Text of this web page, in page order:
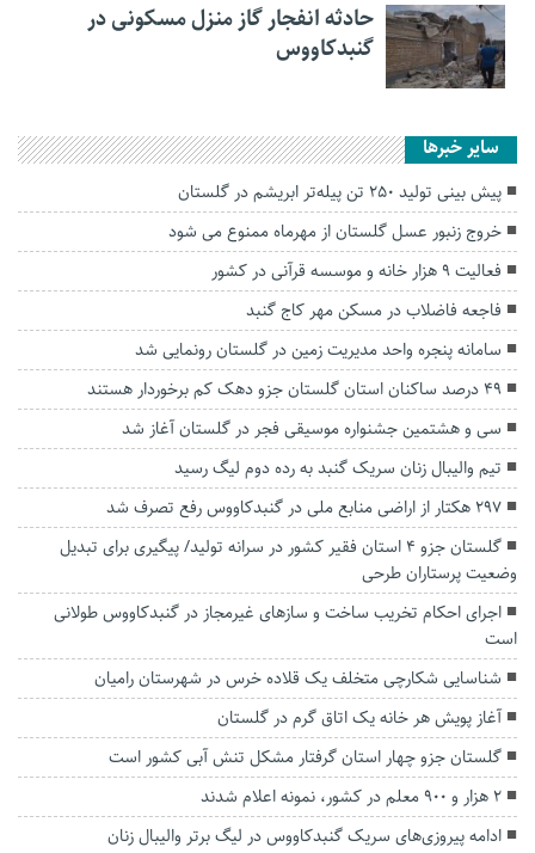
حادثه انفجار گاز منزل مسکونی در
گنبدکاووس
سایر خبرها
پیش بینی تولید ۲۵۰ تن پیله‌تر ابریشم در گلستان
خروج زنبور عسل گلستان از مهرماه ممنوع می شود
فعالیت ۹ هزار خانه و موسسه قرآنی در کشور
فاجعه فاضلاب در مسکن مهر کاج گنبد
سامانه پنجره واحد مدیریت زمین در گلستان رونمایی شد
۴۹ درصد ساکنان استان گلستان جزو دهک کم برخوردار هستند
سی و هشتمین جشنواره موسیقی فجر در گلستان آغاز شد
تیم والیبال زنان سریک گنبد به رده دوم لیگ رسید
۲۹۷ هکتار از اراضی منابع ملی در گنبدکاووس رفع تصرف شد
گلستان جزو ۴ استان فقیر کشور در سرانه تولید/ پیگیری برای تبدیل
وضعیت پرستاران طرحی
اجرای احکام تخریب ساخت و سازهای غیرمجاز در گنبدکاووس طولانی
است
شناسایی شکارچی متخلف یک قلاده خرس در شهرستان رامیان
آغاز پویش هر خانه یک اتاق گرم در گلستان
گلستان جزو چهار استان گرفتار مشکل تنش آبی کشور است
۲ هزار و ۹۰۰ معلم در کشور، نمونه اعلام شدند
ادامه پیروزی‌های سریک گنبدکاووس در لیگ برتر والیبال زنان